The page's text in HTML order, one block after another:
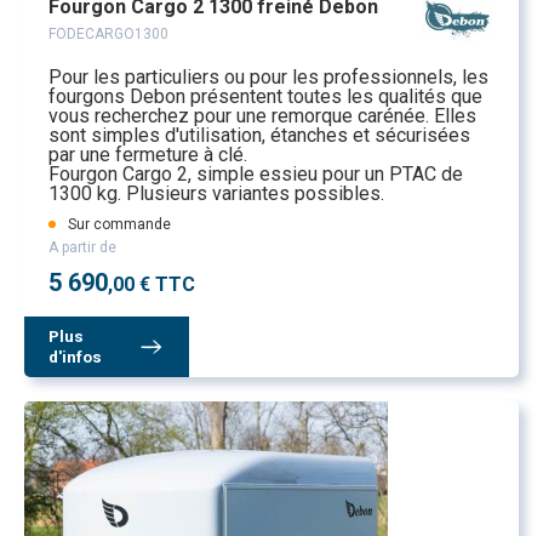
Fourgon Cargo 2 1300 freiné Debon
FODECARGO1300
Pour les particuliers ou pour les professionnels, les
fourgons Debon présentent toutes les qualités que
vous recherchez pour une remorque carénée. Elles
sont simples d'utilisation, étanches et sécurisées
par une fermeture à clé.
Fourgon Cargo 2, simple essieu pour un PTAC de
1300 kg. Plusieurs variantes possibles.
Sur commande
A partir de
5 690,00 € TTC
Plus
d'infos